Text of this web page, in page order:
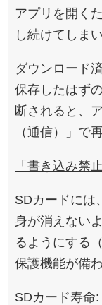
アプリを開く
し続けてしま
ダウンロード
保存したはず
断されると、
（通信）」で
「書き込み禁
SDカードには
身が消えない
るようにする
保護機能が備
SDカード寿命: